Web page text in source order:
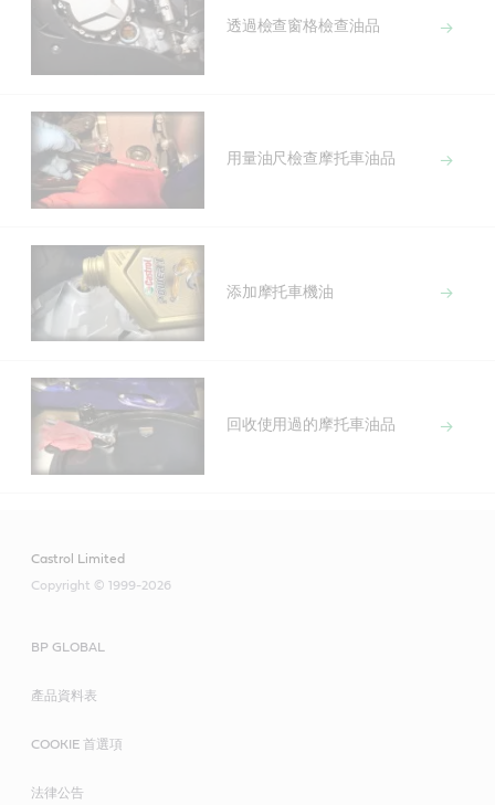
透過檢查窗格檢查油品
用量油尺檢查摩托車油品
添加摩托車機油
回收使用過的摩托車油品
Castrol Limited
Copyright © 1999-2026
BP GLOBAL
產品資料表
COOKIE 首選項
法律公告